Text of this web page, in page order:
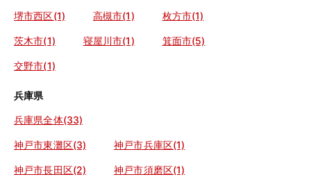
堺市西区(1) 高槻市(1) 枚方市(1)
茨木市(1) 寝屋川市(1) 箕面市(5)
交野市(1)
兵庫県
兵庫県全体(33)
神戸市東灘区(3) 神戸市兵庫区(1)
神戸市長田区(2) 神戸市須磨区(1)